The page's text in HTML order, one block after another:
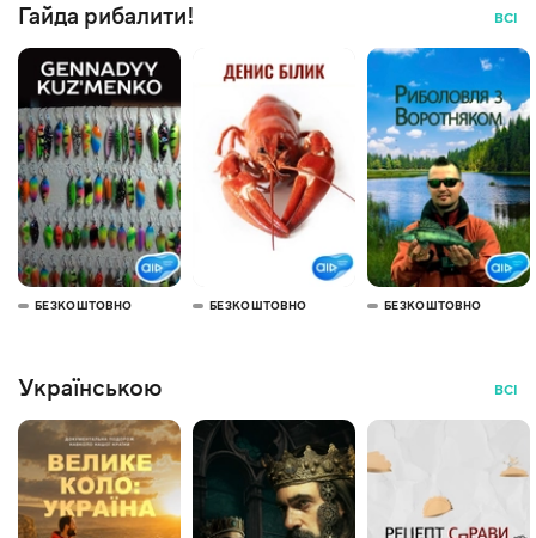
Гайда рибалити! ВСІ
БЕЗКОШТОВНО БЕЗКОШТОВНО БЕЗКОШТОВНО
Українською ВСІ